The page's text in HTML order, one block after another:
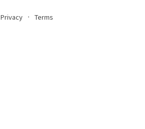
Privacy Terms